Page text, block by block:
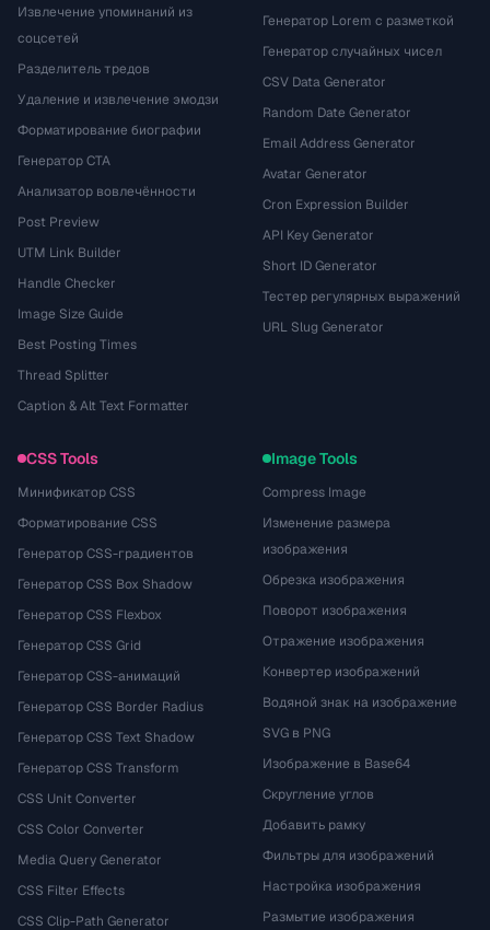
Извлечение упоминаний из
соцсетей
Разделитель тредов
Удаление и извлечение эмодзи
Форматирование биографии
Генератор CTA
Анализатор вовлечённости
Post Preview
UTM Link Builder
Handle Checker
Image Size Guide
Best Posting Times
Thread Splitter
Caption & Alt Text Formatter
Генератор Lorem с разметкой
Генератор случайных чисел
CSV Data Generator
Random Date Generator
Email Address Generator
Avatar Generator
Cron Expression Builder
API Key Generator
Short ID Generator
Тестер регулярных выражений
URL Slug Generator
CSS Tools
Минификатор CSS
Форматирование CSS
Генератор CSS-градиентов
Генератор CSS Box Shadow
Генератор CSS Flexbox
Генератор CSS Grid
Генератор CSS-анимаций
Генератор CSS Border Radius
Генератор CSS Text Shadow
Генератор CSS Transform
CSS Unit Converter
CSS Color Converter
Media Query Generator
CSS Filter Effects
CSS Clip-Path Generator
Image Tools
Compress Image
Изменение размера
изображения
Обрезка изображения
Поворот изображения
Отражение изображения
Конвертер изображений
Водяной знак на изображение
SVG в PNG
Изображение в Base64
Скругление углов
Добавить рамку
Фильтры для изображений
Настройка изображения
Размытие изображения